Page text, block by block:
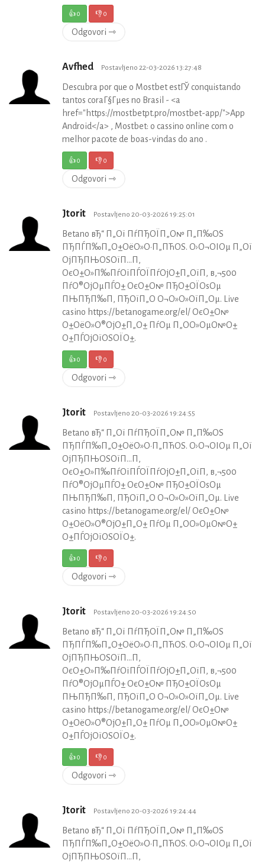
👍0 👎0
Odgovori ⇾
Avfhed Postavljeno 22-03-2026 13:27:48
Descubra por que o Mostbet estГЎ conquistando
tantos coraГ§Гµes no Brasil - <a
href="https://mostbetpt.pro/mostbet-app/">App
Android</a> , Mostbet: o cassino online com o
melhor pacote de boas-vindas do ano .
👍0 👎0
Odgovori ⇾
Jtorit Postavljeno 20-03-2026 19:25:01
Betano вЂ“ П„Ої ПѓПЂОЇП„О№ П„П‰ОЅ
ПЂПЃП‰П„О±ОёО»О·П„ПЋОЅ. О›О¬ОІОµ П„Ої
ОјПЂПЊОЅОїП…П‚
ОєО±О»П‰ПѓОїПЃОЇПѓОјО±П„ОїП‚ в‚¬500
ПѓО®ОјОµПЃО± ОєО±О№ ПЂО±ОЇОѕОµ
ПЊПЂП‰П‚ ПЂОїП„О­ О¬О»О»ОїП„Оµ. Live
casino https://betanogame.org/el/ ОєО±О№
О±ОёО»О®ОјО±П„О± ПѓОµ П„О­О»ОµО№О±
О±ПЃОјОїОЅОЇО±.
👍0 👎0
Odgovori ⇾
Jtorit Postavljeno 20-03-2026 19:24:55
Betano вЂ“ П„Ої ПѓПЂОЇП„О№ П„П‰ОЅ
ПЂПЃП‰П„О±ОёО»О·П„ПЋОЅ. О›О¬ОІОµ П„Ої
ОјПЂПЊОЅОїП…П‚
ОєО±О»П‰ПѓОїПЃОЇПѓОјО±П„ОїП‚ в‚¬500
ПѓО®ОјОµПЃО± ОєО±О№ ПЂО±ОЇОѕОµ
ПЊПЂП‰П‚ ПЂОїП„О­ О¬О»О»ОїП„Оµ. Live
casino https://betanogame.org/el/ ОєО±О№
О±ОёО»О®ОјО±П„О± ПѓОµ П„О­О»ОµО№О±
О±ПЃОјОїОЅОЇО±.
👍0 👎0
Odgovori ⇾
Jtorit Postavljeno 20-03-2026 19:24:50
Betano вЂ“ П„Ої ПѓПЂОЇП„О№ П„П‰ОЅ
ПЂПЃП‰П„О±ОёО»О·П„ПЋОЅ. О›О¬ОІОµ П„Ої
ОјПЂПЊОЅОїП…П‚
ОєО±О»П‰ПѓОїПЃОЇПѓОјО±П„ОїП‚ в‚¬500
ПѓО®ОјОµПЃО± ОєО±О№ ПЂО±ОЇОѕОµ
ПЊПЂП‰П‚ ПЂОїП„О­ О¬О»О»ОїП„Оµ. Live
casino https://betanogame.org/el/ ОєО±О№
О±ОёО»О®ОјО±П„О± ПѓОµ П„О­О»ОµО№О±
О±ПЃОјОїОЅОЇО±.
👍0 👎0
Odgovori ⇾
Jtorit Postavljeno 20-03-2026 19:24:44
Betano вЂ“ П„Ої ПѓПЂОЇП„О№ П„П‰ОЅ
ПЂПЃП‰П„О±ОёО»О·П„ПЋОЅ. О›О¬ОІОµ П„Ої
ОјПЂПЊОЅОїП…П‚